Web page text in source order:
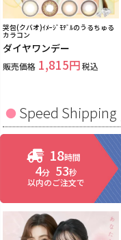
哭包(クバオ)ｲﾒｰｼﾞﾓﾃﾞﾙのうるちゅる
カラコン
ダイヤワンデー
販売価格 1,815 税込
Speed Shipping
18時間
4分 53秒
以内のご注文で